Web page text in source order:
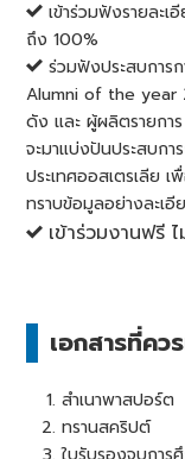
เข้าร่วมฟังรายละ
ถึง 100%
ร่วมฟังประสบการ
Alumni of the year
ดัง และ ผู้ผลิตรายกา
จะมาแบ่งปันประสบกา
ประเทศออสเตรเลีย
ทราบข้อมูลอย่างละเอี
เข้าร่วมงานฟรี
เอกสารที่คว
สำเนาพาสปอร์ต
ทรานสคริปต์